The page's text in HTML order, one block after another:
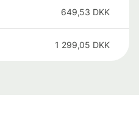
649,53 DKK
1 299,05 DKK